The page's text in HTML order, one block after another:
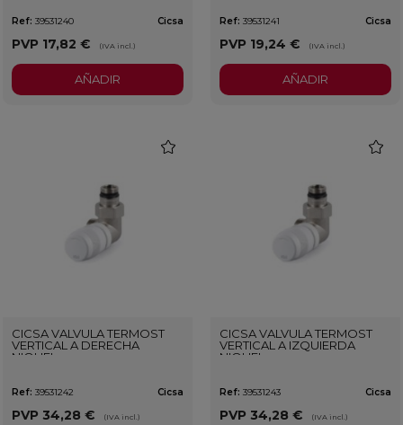
Ref: 39531240 Cicsa
PVP 17,82 € (IVA incl.)
AÑADIR
Ref: 39531241 Cicsa
PVP 19,24 € (IVA incl.)
AÑADIR
CICSA VALVULA TERMOST
VERTICAL A DERECHA
NIQUEL
Ref: 39531242 Cicsa
PVP 34,28 € (IVA incl.)
CICSA VALVULA TERMOST
VERTICAL A IZQUIERDA
NIQUEL
Ref: 39531243 Cicsa
PVP 34,28 € (IVA incl.)